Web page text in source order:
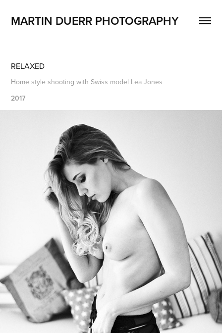
MARTIN DUERR PHOTOGRAPHY
RELAXED
Home style shooting with Swiss model Lea Jones
2017